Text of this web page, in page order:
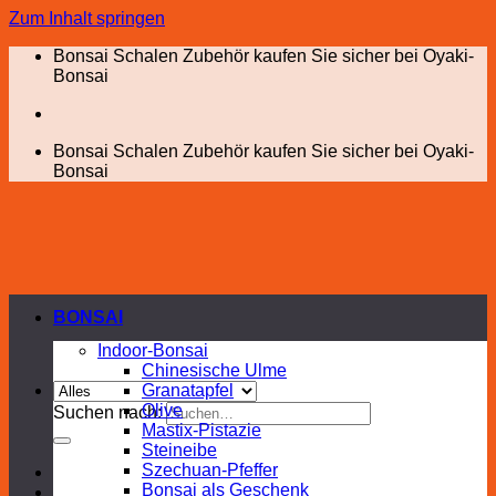
Zum Inhalt springen
Bonsai Schalen Zubehör kaufen Sie sicher bei Oyaki-
Bonsai
Bonsai Schalen Zubehör kaufen Sie sicher bei Oyaki-
Bonsai
Suchen nach:
BONSAI
Indoor-Bonsai
Chinesische Ulme
Granatapfel
Olive
Mastix-Pistazie
Steineibe
Szechuan-Pfeffer
Bonsai als Geschenk